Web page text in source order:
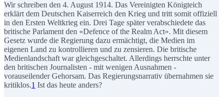
Wir schreiben den 4. August 1914. Das Vereinigten Königteich
erklärt dem Deutschen Kaiserreich den Krieg und tritt somit offiziell
in den Ersten Weltkrieg ein. Drei Tage später verabschiedete das
britische Parlament den «Defence of the Realm Act». Mit diesem
Gesetz wurde die Regierung dazu ermächtigt, die Medien im
eigenen Land zu kontrollieren und zu zensieren. Die britische
Medienlandschaft war gleichgeschaltet. Allerdings herrschte unter
den britischen Journalisten - mit wenigen Ausnahmen -
vorauseilender Gehorsam. Das Regierungsnarrativ übernahmen sie
kritiklos.1 Ist das heute anders?